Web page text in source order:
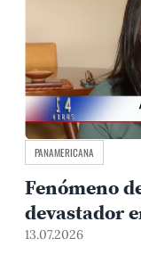
PANAMERICANA
Fenómeno
devastador
13.07.2026